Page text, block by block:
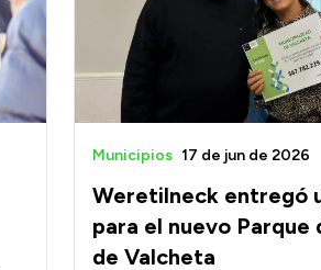
Weretilneck entregó
para el nuevo Parque
de Valcheta
Municipios 17 de jun de 2026